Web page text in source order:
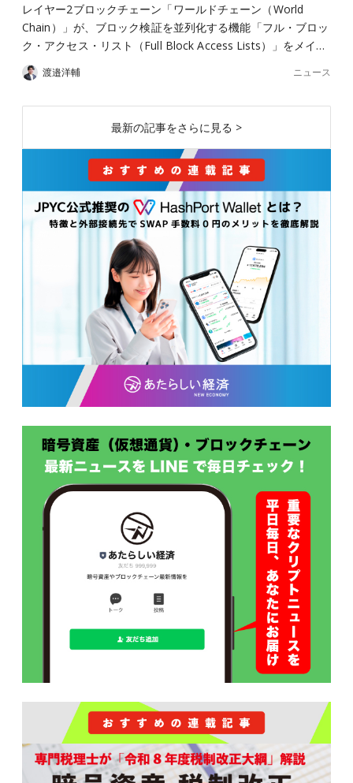
レイヤー2ブロックチェーン「ワールドチェーン（World
Chain）」が、ブロック検証を並列化する機能「フル・ブロッ
ク・アクセス・リスト（Full Block Access Lists）」をメイ…
渡邉洋輔 ニュース
最新の記事をさらに見る >